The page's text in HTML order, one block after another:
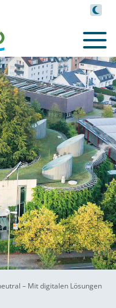
– Mit digitalen Lösungen